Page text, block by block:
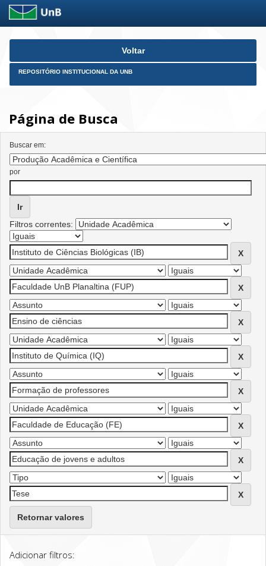
Skip
Voltar
REPOSITÓRIO INSTITUCIONAL DA UNB
Página de Busca
Buscar em:
por
Filtros correntes:
Retornar valores
Adicionar filtros: